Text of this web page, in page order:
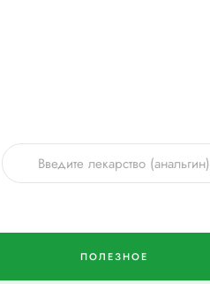
ПОЛЕЗНОЕ